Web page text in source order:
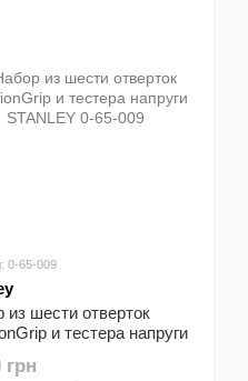
0-65-009
из шести отверток
и тестера напруги
грн